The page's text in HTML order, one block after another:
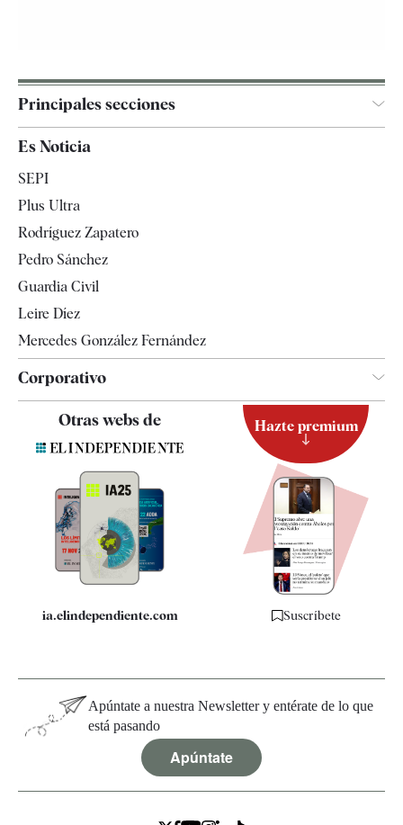
Principales secciones
Televisión
Es Noticia
SEPI
Plus Ultra
Rodríguez Zapatero
Pedro Sánchez
Guardia Civil
Leire Díez
Mercedes González Fernández
Corporativo
Quiénes somos
Especificaciones
Otras webs de
ia.elindependiente.com
Hazte premium
Suscríbete
Apúntate a nuestra Newsletter y entérate de lo que
está pasando
Apúntate